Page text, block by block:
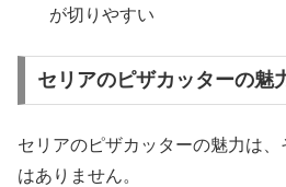
が切りやすい
セリアのピザカッターの魅
セリアのピザカッターの魅力は
はありません。